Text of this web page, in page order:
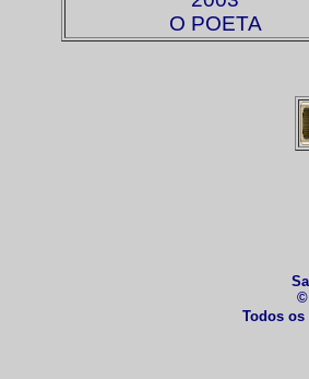
O POETA
©
Todos